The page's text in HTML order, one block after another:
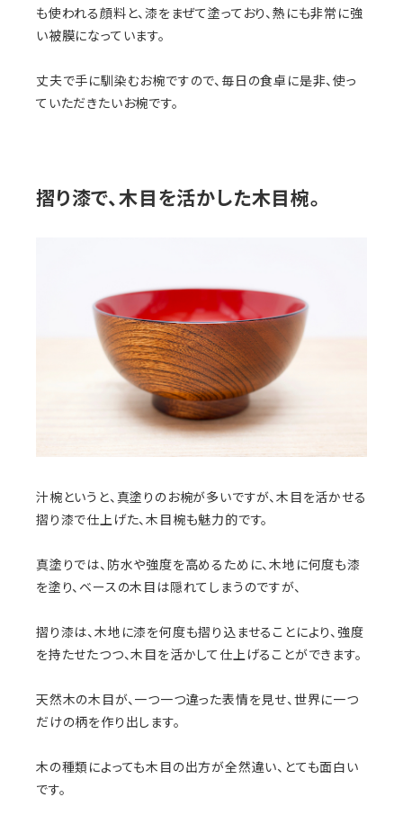
も使われる顔料と、漆をまぜて塗っており、熱にも非常に強
い被膜になっています。
丈夫で手に馴染むお椀ですので、毎日の食卓に是非、使っ
ていただきたいお椀です。
摺り漆で、木目を活かした木目椀。
汁椀というと、真塗りのお椀が多いですが、木目を活かせる
摺り漆で仕上げた、木目椀も魅力的です。
真塗りでは、防水や強度を高めるために、木地に何度も漆
を塗り、ベースの木目は隠れてしまうのですが、
摺り漆は、木地に漆を何度も摺り込ませることにより、強度
を持たせたつつ、木目を活かして仕上げることができます。
天然木の木目が、一つ一つ違った表情を見せ、世界に一つ
だけの柄を作り出します。
木の種類によっても木目の出方が全然違い、とても面白い
です。